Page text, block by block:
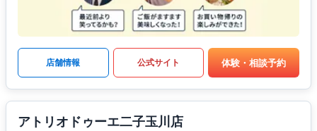
店舗情報 公式サイト 体験・相談予約
アトリオドゥーエ二子玉川店